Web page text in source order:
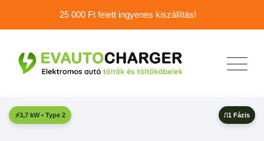
25 000 Ft felett ingyenes kiszállítás!
3,7 kW • Type 2 1 Fázis